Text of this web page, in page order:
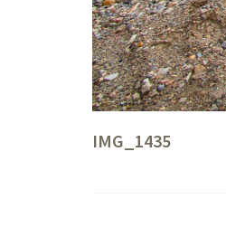
IMG_1435